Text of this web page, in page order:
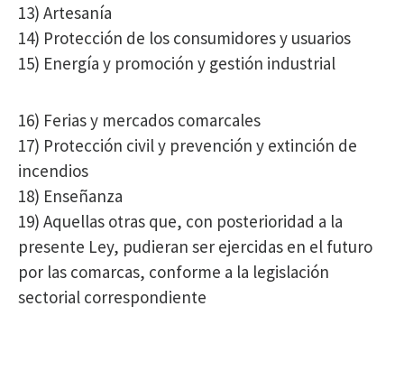
13) Artesanía
14) Protección de los consumidores y usuarios
15) Energía y promoción y gestión industrial
16) Ferias y mercados comarcales
17) Protección civil y prevención y extinción de
incendios
18) Enseñanza
19) Aquellas otras que, con posterioridad a la
presente Ley, pudieran ser ejercidas en el futuro
por las comarcas, conforme a la legislación
sectorial correspondiente